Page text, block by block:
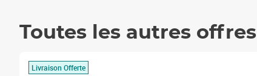
Toutes les autres offres
Livraison Offerte